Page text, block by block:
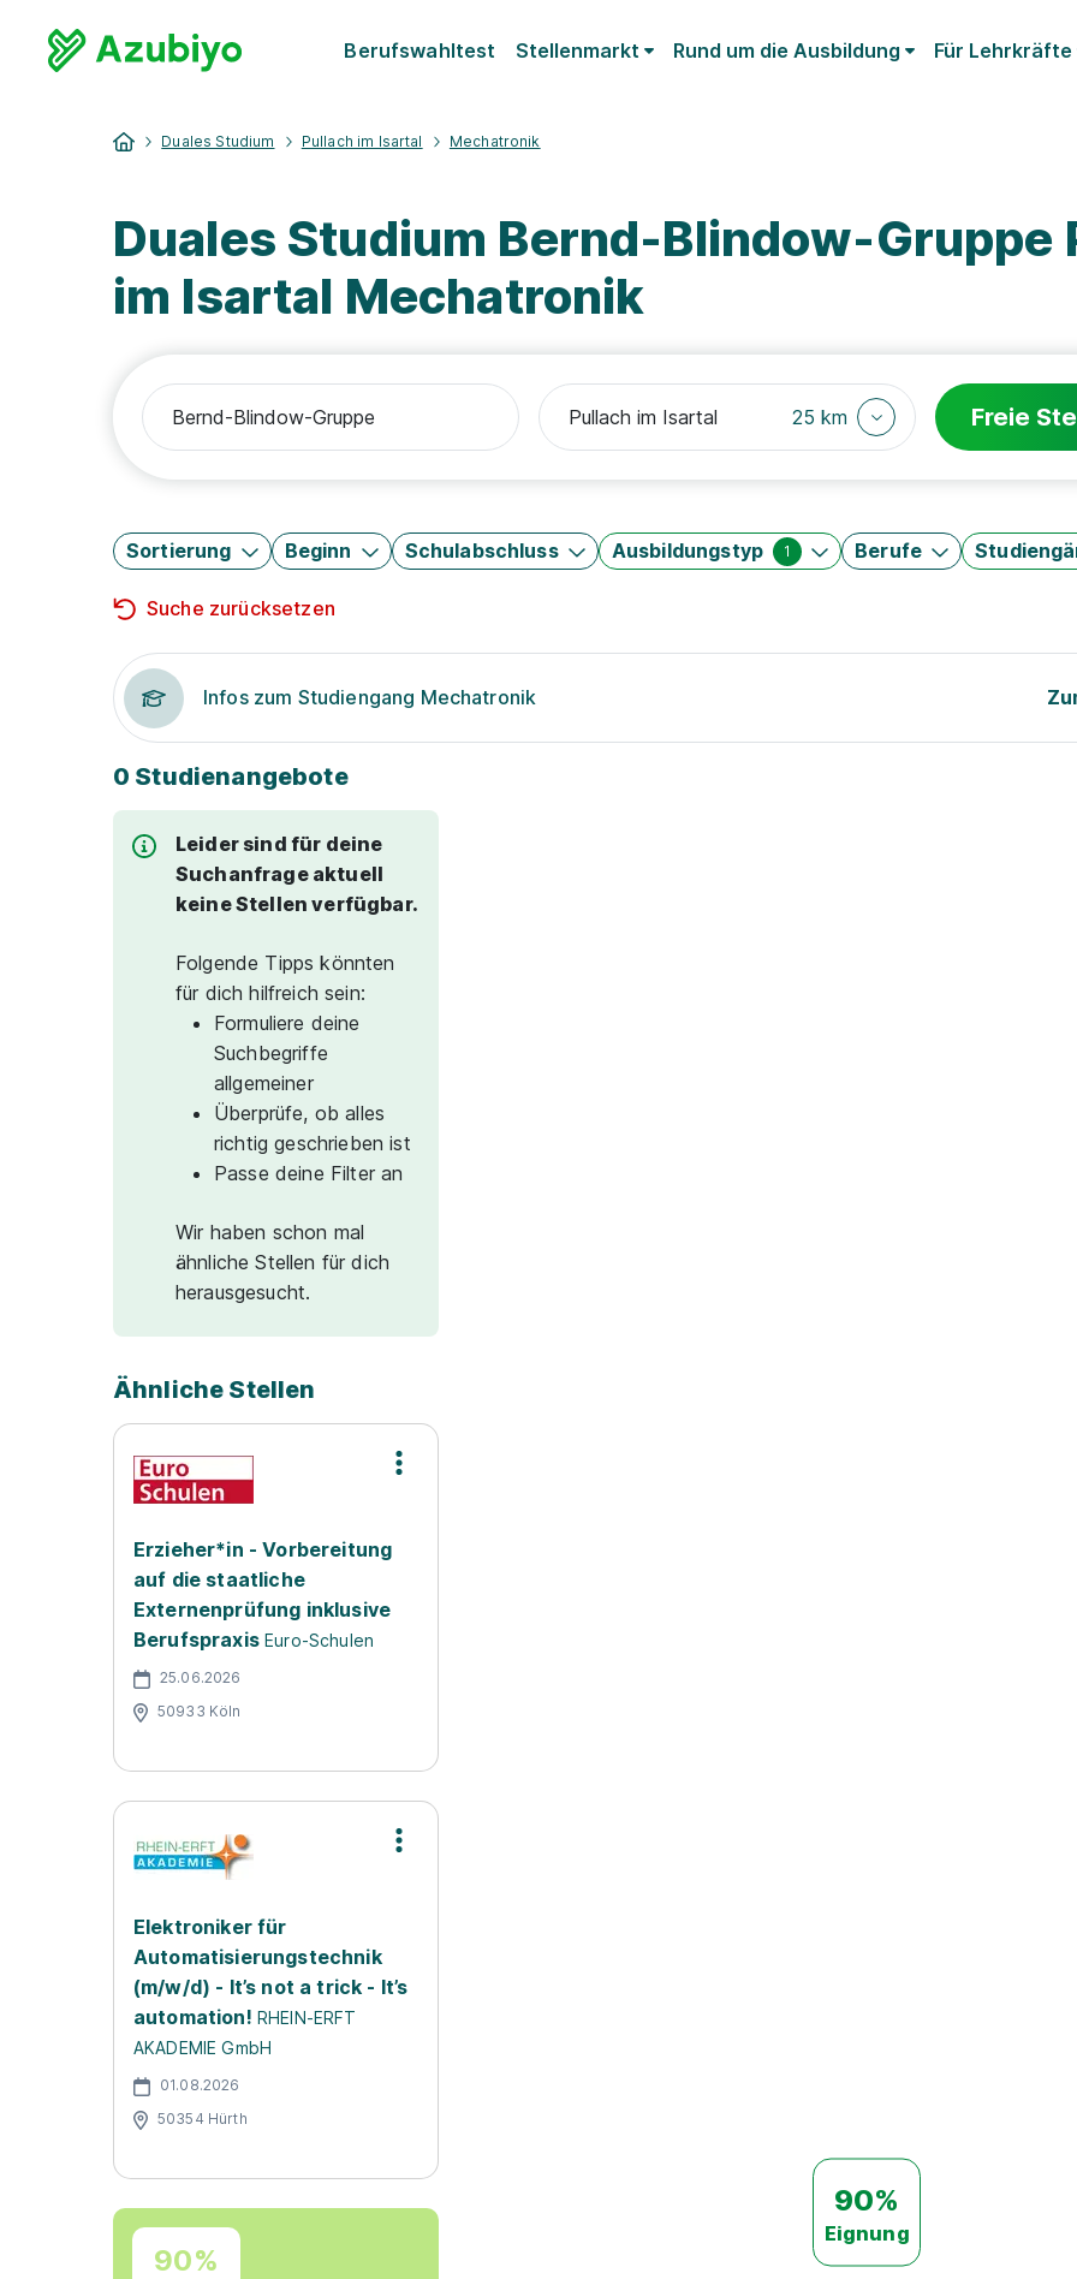
Berufswahltest Stellenmarkt Rund um die Ausbildung Für Lehrkräfte
Duales Studium Pullach im Isartal Mechatronik
Duales Studium Bernd-Blindow-Gruppe
im Isartal Mechatronik
25 km Freie
Sortierung Beginn Schulabschluss Ausbildungstyp 1 Berufe
Suche zurücksetzen
Infos zum Studiengang Mechatronik
0 Studienangebote
Leider sind für deine
Suchanfrage aktuell
keine Stellen verfügbar.
Folgende Tipps könnten
für dich hilfreich sein:
Formuliere deine
Suchbegriffe
allgemeiner
Überprüfe, ob alles
richtig geschrieben ist
Passe deine Filter an
Wir haben schon mal
ähnliche Stellen für dich
herausgesucht.
Ähnliche Stellen
Erzieher*in - Vorbereitung
auf die staatliche
Externenprüfung inklusive
Berufspraxis Euro-Schulen
25.06.2026
50933 Köln
Elektroniker für
Automatisierungstechnik
(m/w/d) - It’s not a trick - It’s
automation! RHEIN-ERFT
AKADEMIE GmbH
01.08.2026
50354 Hürth
90%
90%
Eignung